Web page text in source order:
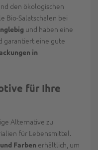
den ökologischen
Bio-Salatschalen bei
und haben eine
garantiert eine gute
in
für Ihre
Alternative zu
für Lebensmittel.
Farben erhältlich, um